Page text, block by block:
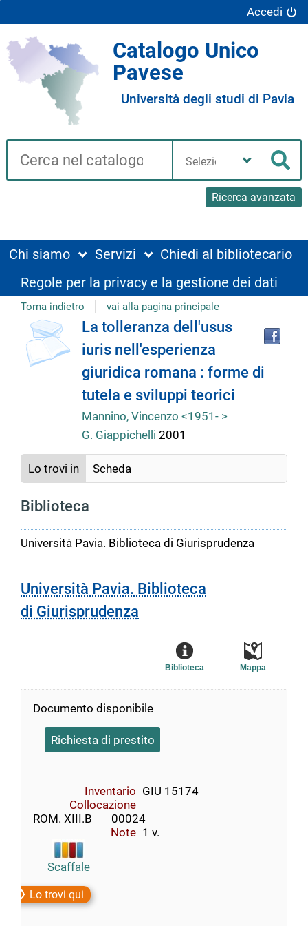
Accedi
Catalogo Unico
Pavese
Università degli studi di Pavia
Cerca su "Catalogo"
Ricerca avanzata
biblioteca
Chi siamo Servizi
Chiedi al bibliotecario
Regole per la privacy e la gestione dei dati
Torna indietro vai alla pagina principale
Dettaglio
del
documento
La tolleranza dell'usus
iuris nell'esperienza
giuridica romana : forme di
tutela e sviluppi teorici
Mannino, Vincenzo <1951- >
G. Giappichelli 2001
Lo trovi in Scheda
Biblioteca
Università Pavia. Biblioteca di Giurisprudenza
Università Pavia. Biblioteca
di Giurisprudenza
Mappa
Biblioteca
Documento disponibile
Richiesta di prestito
Inventario GIU 15174
Collocazione
ROM. XIII.B       00024
Note 1 v.
Scaffale
Lo trovi qui